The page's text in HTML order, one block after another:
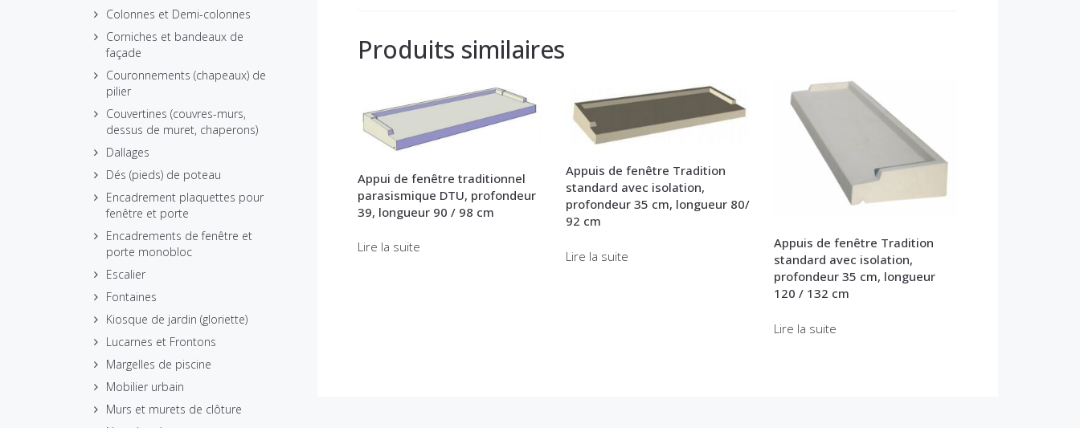
Colonnes et Demi-colonnes
Corniches et bandeaux de
façade
Couronnements (chapeaux) de
pilier
Couvertines (couvres-murs,
dessus de muret, chaperons)
Dallages
Dés (pieds) de poteau
Encadrement plaquettes pour
fenêtre et porte
Encadrements de fenêtre et
porte monobloc
Escalier
Fontaines
Kiosque de jardin (gloriette)
Lucarnes et Frontons
Margelles de piscine
Mobilier urbain
Murs et murets de clôture
Produits similaires
Appui de fenêtre traditionnel
parasismique DTU, profondeur
39, longueur 90 / 98 cm
Lire la suite
Appuis de fenêtre Tradition
standard avec isolation,
profondeur 35 cm, longueur 80/
92 cm
Lire la suite
Appuis de fenêtre Tradition
standard avec isolation,
profondeur 35 cm, longueur
120 / 132 cm
Lire la suite